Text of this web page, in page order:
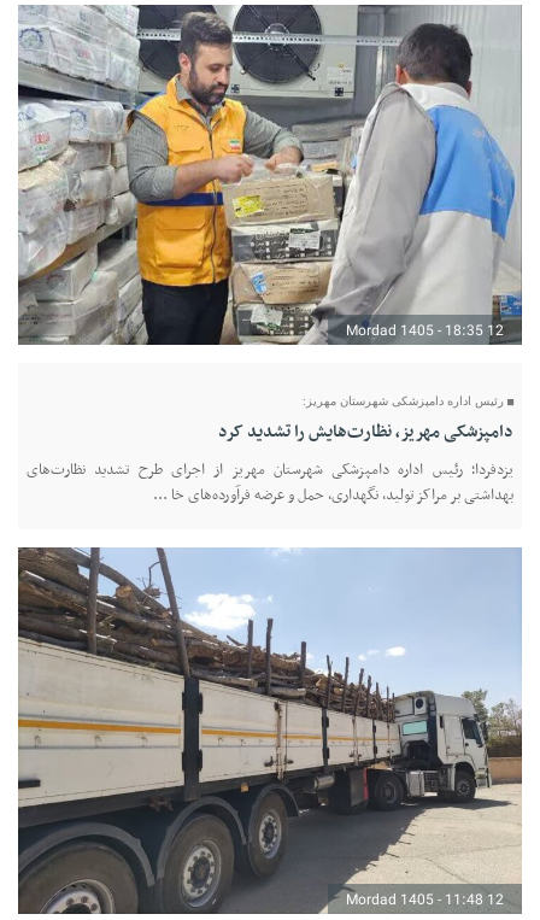
12 Mordad 1405 - 18:35
رئیس اداره دامپزشکی شهرستان مهریز:
دامپزشکی مهریز، نظارت‌هایش را تشدید کرد
یزدفردا؛ رئیس اداره دامپزشکی شهرستان مهریز از اجرای طرح تشدید نظارت‌های
بهداشتی بر مراکز تولید، نگهداری، حمل و عرضه فرآورده‌های خا ...
12 Mordad 1405 - 11:48